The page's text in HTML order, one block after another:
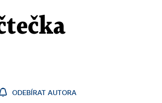
ODEBÍRAT AUTORA